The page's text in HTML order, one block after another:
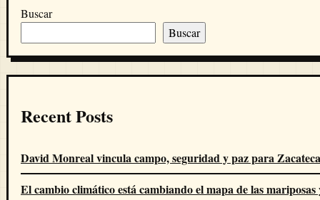
Buscar
Buscar
Recent Posts
David Monreal vincula campo, seguridad y paz para
El cambio climático está cambiando el mapa de las